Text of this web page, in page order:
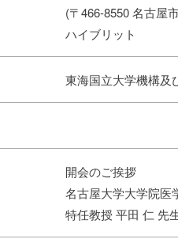
(〒466-8550 名古屋
ハイブリット
東海国立大学機構及
開会のご挨拶
名古屋大学大学院医
特任教授 平田 仁 先